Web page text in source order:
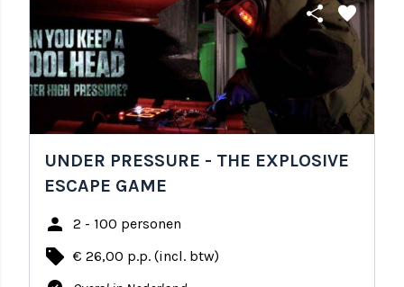
share favorite
UNDER PRESSURE - THE EXPLOSIVE
ESCAPE GAME
person 2 - 100 personen
local_offer € 26,00 p.p. (incl. btw)